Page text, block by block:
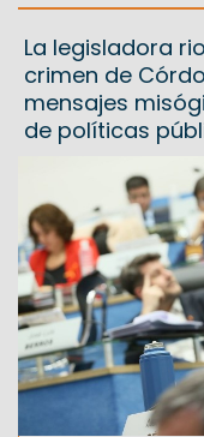
La legisladora
crimen de
mensajes
de políticas